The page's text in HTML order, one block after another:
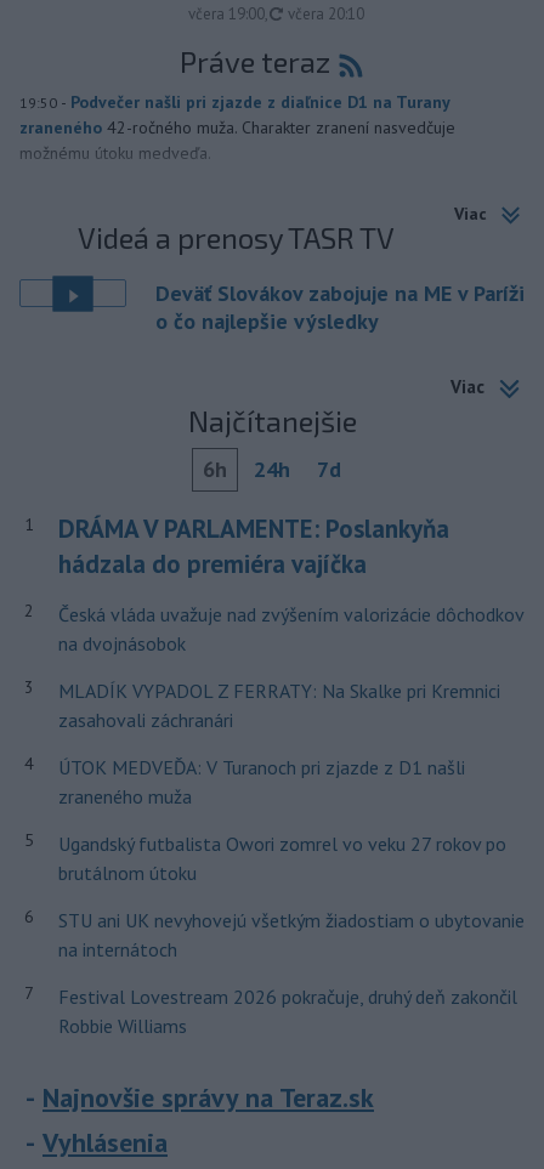
včera 19:00, aktualizované
včera 20:10
Práve teraz
19:50 - Podvečer našli pri zjazde z diaľnice D1 na Turany
zraneného 42-ročného muža. Charakter zranení nasvedčuje
možnému útoku medveďa.
Viac
Videá a prenosy TASR TV
Deväť Slovákov zabojuje na ME v Paríži
o čo najlepšie výsledky
Viac
Najčítanejšie
6h 24h 7d
1
DRÁMA V PARLAMENTE: Poslankyňa
hádzala do premiéra vajíčka
2
Česká vláda uvažuje nad zvýšením valorizácie dôchodkov
na dvojnásobok
3
MLADÍK VYPADOL Z FERRATY: Na Skalke pri Kremnici
zasahovali záchranári
4
ÚTOK MEDVEĎA: V Turanoch pri zjazde z D1 našli
zraneného muža
5
Ugandský futbalista Owori zomrel vo veku 27 rokov po
brutálnom útoku
6
STU ani UK nevyhovejú všetkým žiadostiam o ubytovanie
na internátoch
7
Festival Lovestream 2026 pokračuje, druhý deň zakončil
Robbie Williams
Najnovšie správy na Teraz.sk
Vyhlásenia